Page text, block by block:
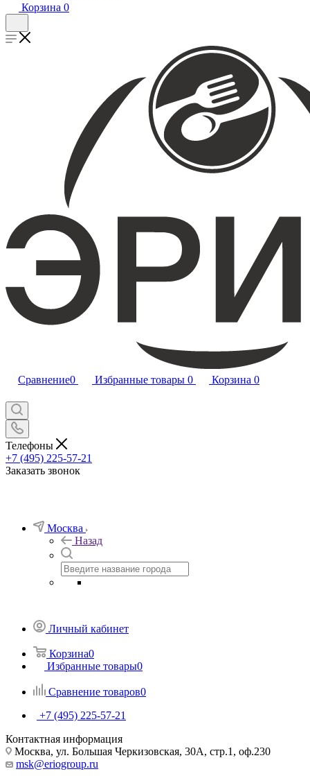
Корзина 0
Сравнение0 Избранные товары 0 Корзина 0
Телефоны
+7 (495) 225-57-21
Заказать звонок
Москва
Назад
Личный кабинет
Корзина0
Избранные товары0
Сравнение товаров0
+7 (495) 225-57-21
Контактная информация
Москва, ул. Большая Черкизовская, 30А, стр.1, оф.230
msk@eriogroup.ru